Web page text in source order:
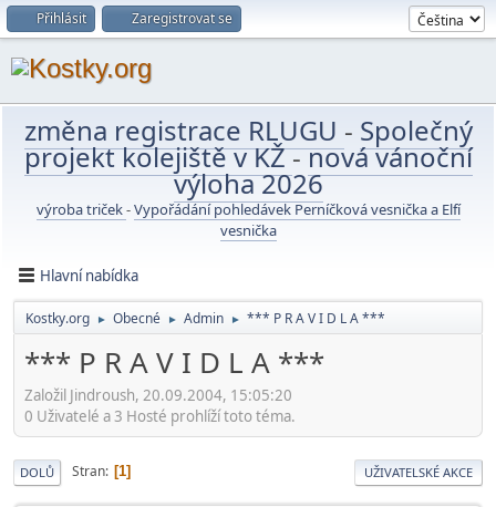
Přihlásit Zaregistrovat se
změna registrace RLUGU - Společný
projekt kolejiště v KŽ-nová vánoční
výloha 2026
výroba triček-Vypořádání pohledávek Perníčková vesnička a Elfí
vesnička
Hlavní nabídka
Kostky.org ► Obecné ► Admin ► *** P R A V I D L A ***
*** P R A V I D L A ***
Založil Jindroush, 20.09.2004, 15:05:20
0 Uživatelé a 3 Hosté prohlíží toto téma.
DOLŮ Stran 1 UŽIVATELSKÉ AKCE